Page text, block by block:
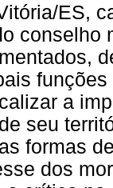
ES,
conselho
a
seu
formas
dos